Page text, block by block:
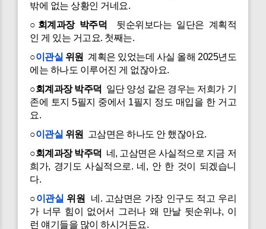
밖에 없는 상황인 거네요.
○회계과장 박주덕 뒷순위보다는 일단은 계획적
인 게 있는 거고요. 첫째는.
○이관실 위원 계획은 있었는데 사실 올해 2025년도
에는 하나도 이루어진 게 없잖아요.
○회계과장 박주덕 일단 양성 같은 경우는 저희가 기
존에 토지 5필지 중에서 1필지 정도 매입을 한 거고
요.
○이관실 위원
고삼면은 하나도 안 했잖아요.
○회계과장 박주덕 네, 고삼면은 사실적으로 지금 저
희가, 경기도 사실적으로. 네, 안 한 것이 되겠습니
다.
○이관실 위원
네. 고삼면은 가장 인구도 적고 우리
가 너무 힘이 없어서 그러나 왜 만날 뒷순위냐, 이
런 얘기들을 많이 하시거든요.